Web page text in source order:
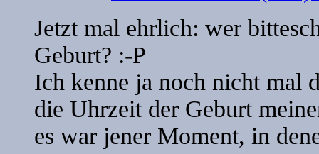
Jetzt mal ehrlich: wer
Geburt? :-P
Ich kenne ja noch nicht mal
die Uhrzeit der Geburt
es war jener Moment, in